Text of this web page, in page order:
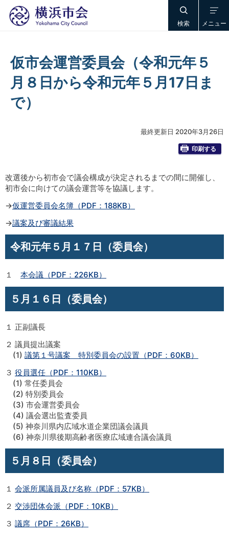
検索 メニュー
仮市会運営委員会（令和元年５
月８日から令和元年５月17日ま
で）
最終更新日 2020年3月26日
印刷する
改選後から初市会で議会構成が決定されるまでの間に開催し、
初市会に向けての議会運営等を協議します。
→仮運営委員会名簿（PDF：188KB）
→議案及び審議結果
令和元年５月１７日（委員会）
１ 本会議（PDF：226KB）
５月１６日（委員会）
１ 正副議長
２ 議員提出議案
(1) 議第１号議案 特別委員会の設置（PDF：60KB）
３ 役員選任（PDF：110KB）
(1) 常任委員会
(2) 特別委員会
(3) 市会運営委員会
(4) 議会選出監査委員
(5) 神奈川県内広域水道企業団議会議員
(6) 神奈川県後期高齢者医療広域連合議会議員
５月８日（委員会）
１ 会派所属議員及び名称（PDF：57KB）
２ 交渉団体会派（PDF：10KB）
３ 議席（PDF：26KB）